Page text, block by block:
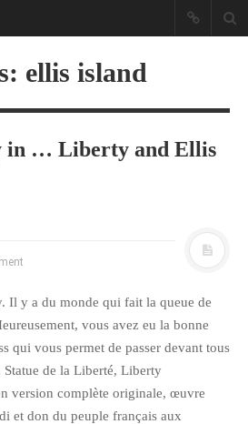
ellis island
in … Liberty and Ellis
Il y a du monde qui fait la queue de
vous avez eu la bonne
qui vous permet de passer devant tous
Statue de la Liberté, Liberty
version complète originale, œuvre
et don du peuple français aux